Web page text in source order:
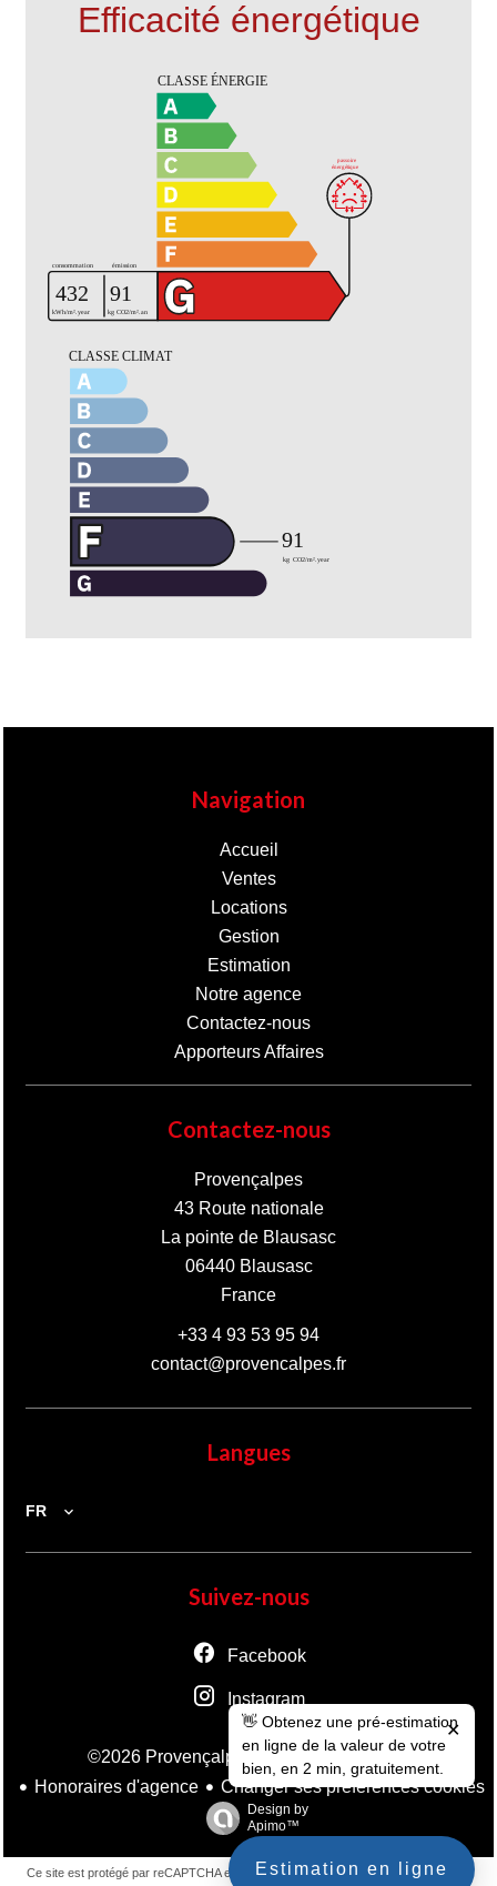
Efficacité énergétique
Navigation
Accueil
Ventes
Locations
Gestion
Estimation
Notre agence
Contactez-nous
Apporteurs Affaires
Contactez-nous
Provençalpes
43 Route nationale
La pointe de Blausasc
06440Blausasc
France
+33 4 93 53 95 94
contact@provencalpes.fr
Langues
FR
Suivez-nous
Facebook
Instagram
©2026 Provençalpes
Mentions légales
Honoraires d'agence
Changer ses préférences cookies
Design by
Apimo™
Ce site est protégé par reCAPTCHA et les règles deconfidentialitéet lesconditions
Estimation en ligne
👋 Obtenez une pré-estimation
en ligne de la valeur de votre
bien, en 2 min, gratuitement.
✕